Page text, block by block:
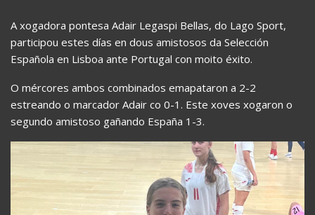
A xogadora pontesa Adair Legaspi Bellas, do Lago Sport,
participou estes días en dous amistosos da Selección
Española en Lisboa ante Portugal con moito éxito.
O mércores ambos combinados emapataron a 2-2
estreando o marcador Adair co 0-1. Este xoves xogaron o
segundo amistoso gañando España 1-3.